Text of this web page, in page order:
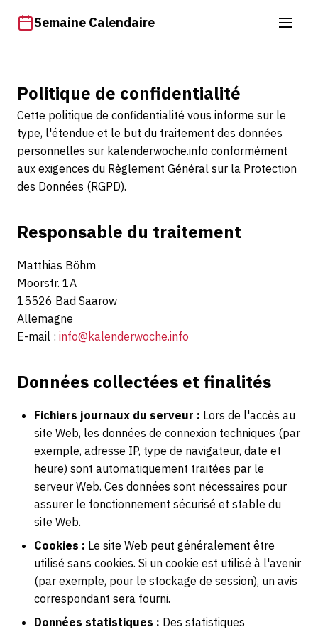
Semaine Calendaire
Politique de confidentialité
Cette politique de confidentialité vous informe sur le
type, l'étendue et le but du traitement des données
personnelles sur kalenderwoche.info conformément
aux exigences du Règlement Général sur la Protection
des Données (RGPD).
Responsable du traitement
Matthias Böhm
Moorstr. 1A
15526 Bad Saarow
Allemagne
E-mail : info@kalenderwoche.info
Données collectées et finalités
Fichiers journaux du serveur : Lors de l'accès au
site Web, les données de connexion techniques (par
exemple, adresse IP, type de navigateur, date et
heure) sont automatiquement traitées par le
serveur Web. Ces données sont nécessaires pour
assurer le fonctionnement sécurisé et stable du
site Web.
Cookies : Le site Web peut généralement être
utilisé sans cookies. Si un cookie est utilisé à l'avenir
(par exemple, pour le stockage de session), un avis
correspondant sera fourni.
Données statistiques : Des statistiques